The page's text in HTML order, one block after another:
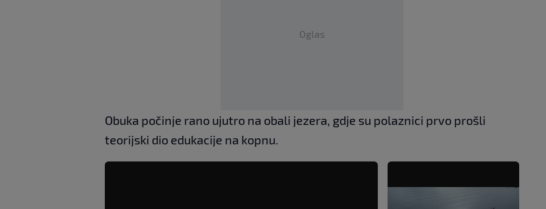
Oglas
Obuka počinje rano ujutro na obali jezera, gdje su polaznici prvo prošli
teorijski dio edukacije na kopnu.